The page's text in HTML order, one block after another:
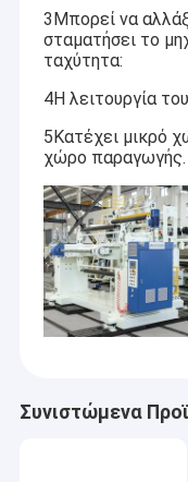
3Μπορεί να
σταματήσει το
ταχύτητα:
4Η λειτουργία
5Κατέχει μικρό
χώρο παραγωγής.
Συνιστώμενα